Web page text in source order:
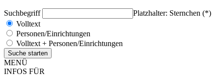
Suchbegriff
Platzhalter: Sternchen (*)
Volltext
Personen/Einrichtungen
Volltext + Personen/Einrichtungen
MENÜ
INFOS FÜR